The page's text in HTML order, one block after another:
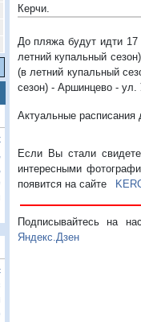
Керчи.
До пляжа будут идти 17
летний купальный
(в летний купальный
сезон) - Аршинцево - ул.
Актуальные расписания
Если Вы стали
интересными
появится на сайте
Подписывайтесь на
Яндекс.Дзен